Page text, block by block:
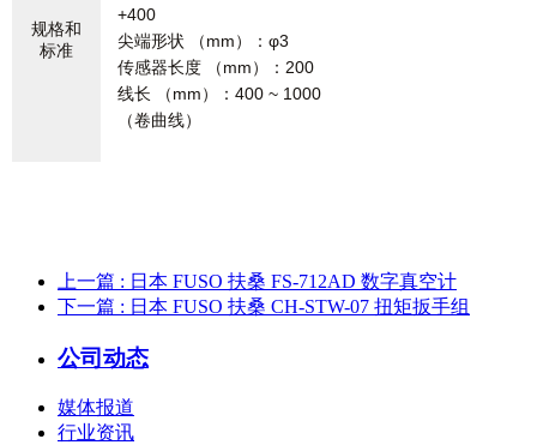
规格和
标准
+400
尖端形状 （mm）：φ3
传感器长度 （mm）：200
线长 （mm）：400 ~ 1000
（卷曲线）
上一篇 : 日本 FUSO 扶桑 FS-712AD 数字真空计
下一篇 : 日本 FUSO 扶桑 CH-STW-07 扭矩扳手组
公司动态
媒体报道
行业资讯